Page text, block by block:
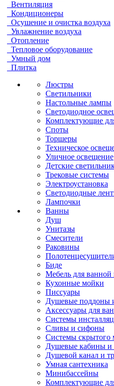
Вентиляция
Кондиционеры
Осушение и очистка воздуха
Увлажнение воздуха
Отопление
Тепловое оборудование
Умный дом
Плитка
Люстры
Светильники
Настольные лампы
Светодиодное
Комплектующие
Споты
Торшеры
Техническое
Уличное освещение
Детские
Трековые системы
Электроустановка
Светодиодные
Лампочки
Ванны
Душ
Унитазы
Смесители
Раковины
Биде
Мебель для ванной
Кухонные мойки
Писсуары
Душевые поддоны
Аксессуары для
Системы
Сливы и сифоны
Системы скрытого
Душевые кабины и
Душевой канал и
Умная сантехника
Минибассейны
Комплектующие